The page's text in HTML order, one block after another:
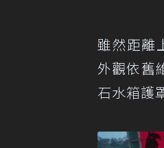
雖然距離
外觀依舊
石水箱護